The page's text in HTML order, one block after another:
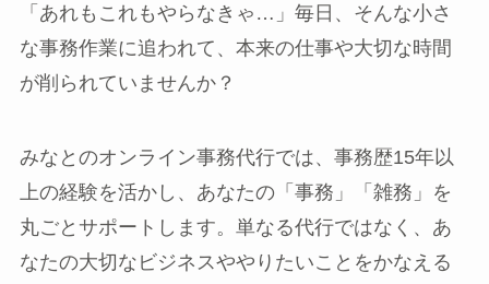
「あれもこれもやらなきゃ…」毎日、そんな小さ
な事務作業に追われて、本来の仕事や大切な時間
が削られていませんか？
みなとのオンライン事務代行では、事務歴15年以
上の経験を活かし、あなたの「事務」「雑務」を
丸ごとサポートします。単なる代行ではなく、あ
なたの大切なビジネスややりたいことをかなえる